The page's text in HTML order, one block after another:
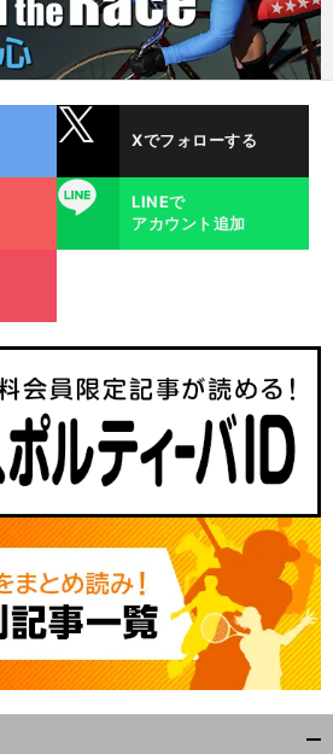
Xでフォローする
LINE
LINEで
アカウント追加